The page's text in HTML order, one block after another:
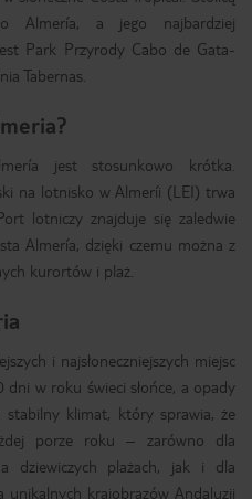
Almería, a jego najbardziej
Park Przyrody Cabo de Gata-
Tabernas.
jest stosunkowo krótka.
na lotnisko w Almeríi (LEI) trwa
lotniczy znajduje się zaledwie
Almería, dzięki czemu można z
kurortów i plaż.
i najsłoneczniejszych miejsc
w roku świeci słońce, a opady
stabilny klimat, który sprawia, że
porze roku – zarówno dla
dziewiczych plażach, jak i dla
unikalnych krajobrazów Andaluzji